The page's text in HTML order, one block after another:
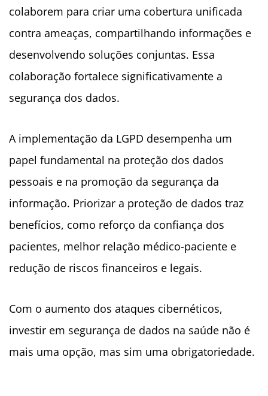
colaborem para criar uma cobertura unificada
contra ameaças, compartilhando informações e
desenvolvendo soluções conjuntas. Essa
colaboração fortalece significativamente a
segurança dos dados.
A implementação da LGPD desempenha um
papel fundamental na proteção dos dados
pessoais e na promoção da segurança da
informação. Priorizar a proteção de dados traz
benefícios, como reforço da confiança dos
pacientes, melhor relação médico-paciente e
redução de riscos financeiros e legais.
Com o aumento dos ataques cibernéticos,
investir em segurança de dados na saúde não é
mais uma opção, mas sim uma obrigatoriedade.